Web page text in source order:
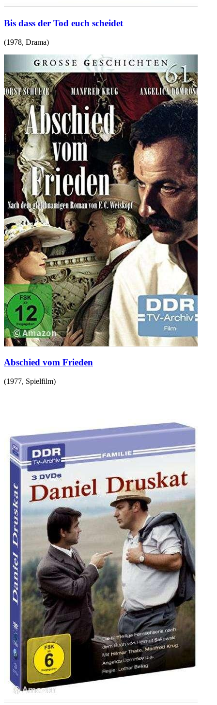
Bis dass der Tod euch scheidet
(1978, Drama)
Abschied vom Frieden
(1977, Spielfilm)